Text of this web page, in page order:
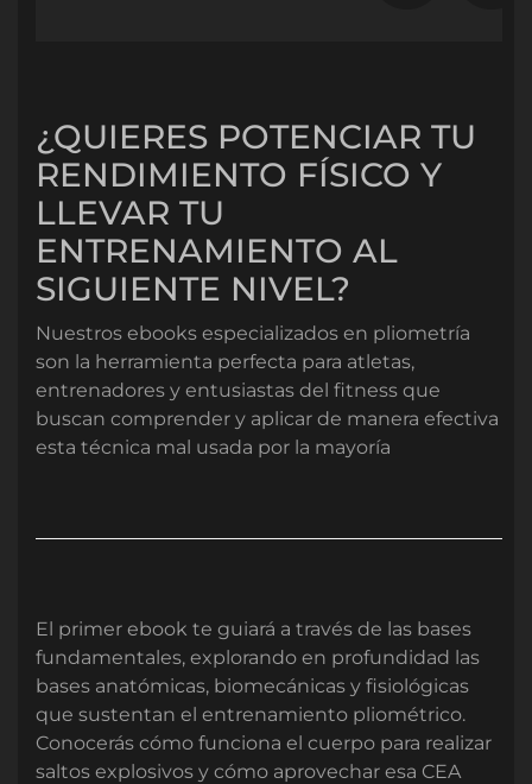
¿QUIERES POTENCIAR TU
RENDIMIENTO FÍSICO Y
LLEVAR TU
ENTRENAMIENTO AL
SIGUIENTE NIVEL?
Nuestros ebooks especializados en pliometría
son la herramienta perfecta para atletas,
entrenadores y entusiastas del fitness que
buscan comprender y aplicar de manera efectiva
esta técnica mal usada por la mayoría
El primer ebook te guiará a través de las bases
fundamentales, explorando en profundidad las
bases anatómicas, biomecánicas y fisiológicas
que sustentan el entrenamiento pliométrico.
Conocerás cómo funciona el cuerpo para realizar
saltos explosivos y cómo aprovechar esa CEA